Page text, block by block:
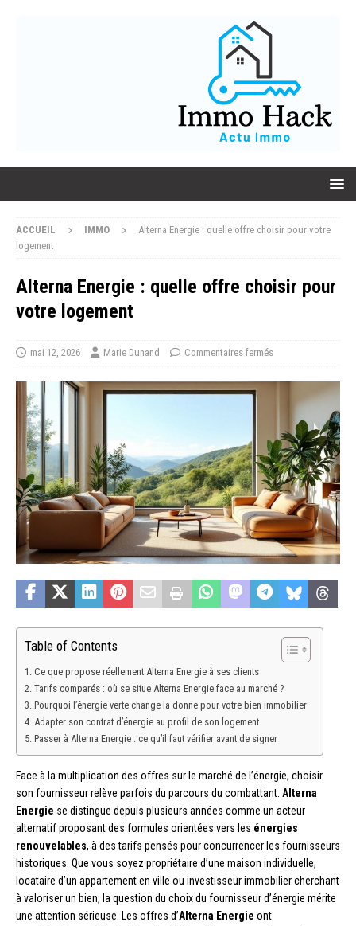
ACCUEIL IMMO
Alterna Energie : quelle offre choisir pour votre
logement
Alterna Energie : quelle offre choisir pour
votre logement
mai 12, 2026 Marie Dunand Commentaires fermés
Table of Contents
Ce que propose réellement Alterna Energie à ses clients
Tarifs comparés : où se situe Alterna Energie face au marché ?
Pourquoi l’énergie verte change la donne pour votre bien immobilier
Adapter son contrat d’énergie au profil de son logement
Passer à Alterna Energie : ce qu’il faut vérifier avant de signer
Face à la multiplication des offres sur le marché de l’énergie, choisir
son fournisseur relève parfois du parcours du combattant. Alterna
Energie se distingue depuis plusieurs années comme un acteur
alternatif proposant des formules orientées vers les énergies
renouvelables, à des tarifs pensés pour concurrencer les fournisseurs
historiques. Que vous soyez propriétaire d’une maison individuelle,
locataire d’un appartement en ville ou investisseur immobilier cherchant
à valoriser un bien, la question du choix du fournisseur d’énergie mérite
une attention sérieuse. Les offres d’Alterna Energie ont